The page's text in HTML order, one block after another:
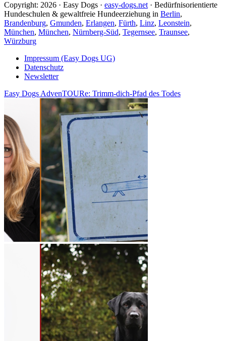
Copyright: 2026 · Easy Dogs · easy-dogs.net · Bedürfnisorientierte
Hundeschulen & gewaltfreie Hundeerziehung in Berlin,
Brandenburg, Gmunden, Erlangen, Fürth, Linz, Leonstein,
München, München, Nürnberg-Süd, Tegernsee, Traunsee,
Würzburg
Impressum (Easy Dogs UG)
Datenschutz
Newsletter
Easy Dogs AdvenTOURe: Trimm-dich-Pfad des Todes